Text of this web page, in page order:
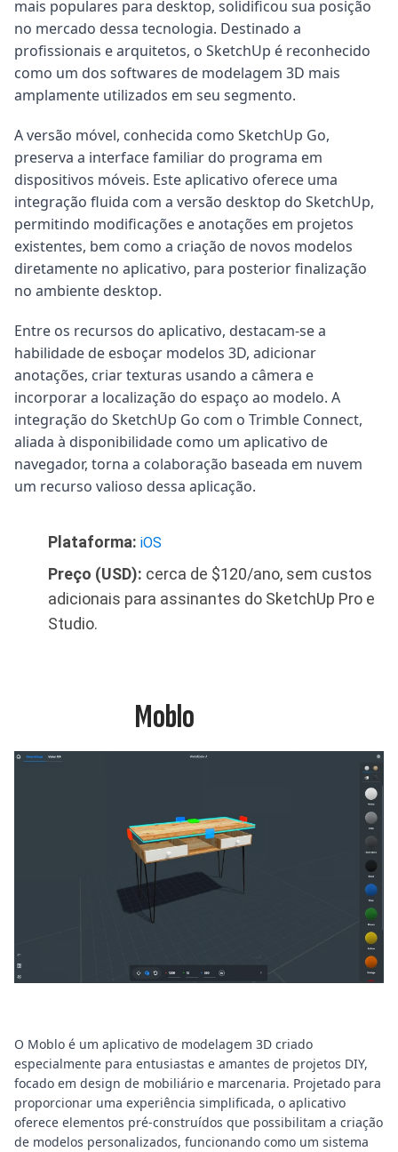
mais populares para desktop, solidificou sua posição
no mercado dessa tecnologia. Destinado a
profissionais e arquitetos, o SketchUp é reconhecido
como um dos softwares de modelagem 3D mais
amplamente utilizados em seu segmento.
A versão móvel, conhecida como SketchUp Go,
preserva a interface familiar do programa em
dispositivos móveis. Este aplicativo oferece uma
integração fluida com a versão desktop do SketchUp,
permitindo modificações e anotações em projetos
existentes, bem como a criação de novos modelos
diretamente no aplicativo, para posterior finalização
no ambiente desktop.
Entre os recursos do aplicativo, destacam-se a
habilidade de esboçar modelos 3D, adicionar
anotações, criar texturas usando a câmera e
incorporar a localização do espaço ao modelo. A
integração do SketchUp Go com o Trimble Connect,
aliada à disponibilidade como um aplicativo de
navegador, torna a colaboração baseada em nuvem
um recurso valioso dessa aplicação.
Plataforma: iOS
Preço (USD): cerca de $120/ano, sem custos
adicionais para assinantes do SketchUp Pro e
Studio.
Moblo
O Moblo é um aplicativo de modelagem 3D criado
especialmente para entusiastas e amantes de projetos DIY,
focado em design de mobiliário e marcenaria. Projetado para
proporcionar uma experiência simplificada, o aplicativo
oferece elementos pré-construídos que possibilitam a criação
de modelos personalizados, funcionando como um sistema